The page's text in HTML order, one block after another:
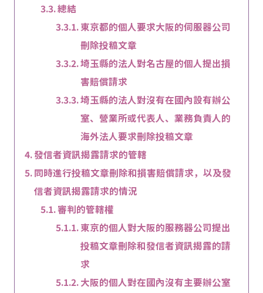
總結
東京都的個人要求大阪的伺服器公司
刪除投稿文章
埼玉縣的法人對名古屋的個人提出損
害賠償請求
埼玉縣的法人對沒有在國內設有辦公
室、營業所或代表人、業務負責人的
海外法人要求刪除投稿文章
發信者資訊揭露請求的管轄
同時進行投稿文章刪除和損害賠償請求，以及發
信者資訊揭露請求的情況
審判的管轄權
東京的個人對大阪的服務器公司提出
投稿文章刪除和發信者資訊揭露的請
求
大阪的個人對在國內沒有主要辦公室